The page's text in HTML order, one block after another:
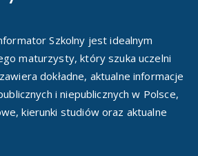
Szkolny jest idealnym
maturzysty, który szuka uczelni
dokładne, aktualne informacje
i niepublicznych w Polsce,
kierunki studiów oraz aktualne